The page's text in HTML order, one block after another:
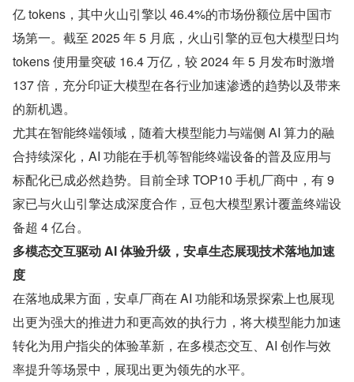
亿 tokens，其中火山引擎以 46.4%的市场份额位居中国市
场第一。截至 2025 年 5 月底，火山引擎的豆包大模型日均
tokens 使用量突破 16.4 万亿，较 2024 年 5 月发布时激增
137 倍，充分印证大模型在各行业加速渗透的趋势以及带来
的新机遇。
尤其在智能终端领域，随着大模型能力与端侧 AI 算力的融
合持续深化，AI 功能在手机等智能终端设备的普及应用与
标配化已成必然趋势。目前全球 TOP10 手机厂商中，有 9
家已与火山引擎达成深度合作，豆包大模型累计覆盖终端设
备超 4 亿台。
多模态交互驱动 AI 体验升级，安卓生态展现技术落地加速
度
在落地成果方面，安卓厂商在 AI 功能和场景探索上也展现
出更为强大的推进力和更高效的执行力，将大模型能力加速
转化为用户指尖的体验革新，在多模态交互、AI 创作与效
率提升等场景中，展现出更为领先的水平。